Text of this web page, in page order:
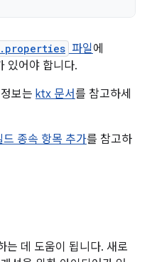
파일에
있어야 합니다.
보는 ktx 문서를 참고하세
드 종속 항목 추가를 참고하
데 도움이 됩니다. 새로